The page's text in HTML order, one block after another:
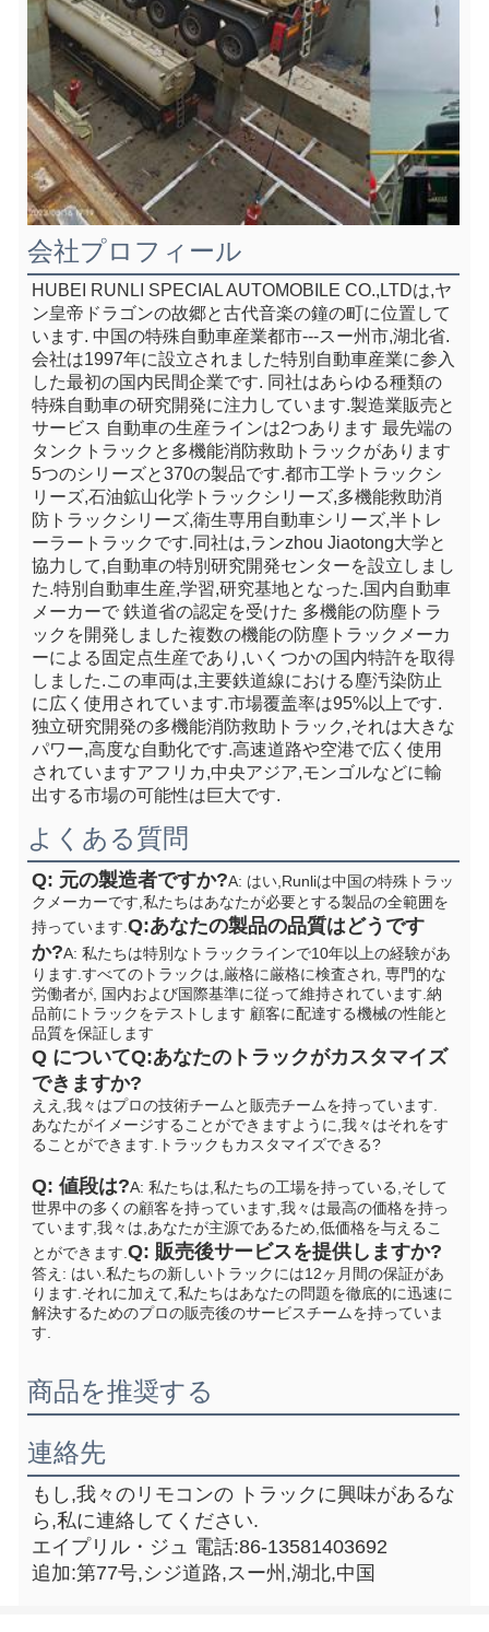
会社プロフィール
HUBEI RUNLI SPECIAL AUTOMOBILE CO.,LTDは,ヤ
ン皇帝ドラゴンの故郷と古代音楽の鐘の町に位置して
います. 中国の特殊自動車産業都市---スー州市,湖北省.
会社は1997年に設立されました特別自動車産業に参入
した最初の国内民間企業です. 同社はあらゆる種類の
特殊自動車の研究開発に注力しています.製造業販売と
サービス 自動車の生産ラインは2つあります 最先端の
タンクトラックと多機能消防救助トラックがあります
5つのシリーズと370の製品です.都市工学トラックシ
リーズ,石油鉱山化学トラックシリーズ,多機能救助消
防トラックシリーズ,衛生専用自動車シリーズ,半トレ
ーラートラックです.同社は,ランzhou Jiaotong大学と
協力して,自動車の特別研究開発センターを設立しまし
た.特別自動車生産,学習,研究基地となった.国内自動車
メーカーで 鉄道省の認定を受けた 多機能の防塵トラ
ックを開発しました複数の機能の防塵トラックメーカ
ーによる固定点生産であり,いくつかの国内特許を取得
しました.この車両は,主要鉄道線における塵汚染防止
に広く使用されています.市場覆盖率は95%以上です.
独立研究開発の多機能消防救助トラック,それは大きな
パワー,高度な自動化です.高速道路や空港で広く使用
されていますアフリカ,中央アジア,モンゴルなどに輸
出する市場の可能性は巨大です.
よくある質問
Q: 元の製造者ですか?A: はい,Runliは中国の特殊トラッ
クメーカーです,私たちはあなたが必要とする製品の全範囲を
持っています. Q:あなたの製品の品質はどうです
か?A: 私たちは特別なトラックラインで10年以上の経験があ
ります.すべてのトラックは,厳格に厳格に検査され, 専門的な
労働者が, 国内および国際基準に従って維持されています.納
品前にトラックをテストします 顧客に配達する機械の性能と
品質を保証します
Q についてQ:あなたのトラックがカスタマイズ
できますか?
ええ,我々はプロの技術チームと販売チームを持っています.
あなたがイメージすることができますように,我々はそれをす
ることができます.
トラックもカスタマイズできる?
Q: 値段は?A: 私たちは,私たちの工場を持っている,そして
世界中の多くの顧客を持っています,我々は最高の価格を持っ
ています,我々は,あなたが主源であるため,低価格を与えるこ
とができます. Q: 販売後サービスを提供しますか?
答え: はい.私たちの新しいトラックには12ヶ月間の保証があ
ります.それに加えて,私たちはあなたの問題を徹底的に迅速に
解決するためのプロの販売後のサービスチームを持っていま
す.
商品を推奨する
連絡先
もし,我々のリモコンの トラックに興味があるな
ら,私に連絡してください.
エイプリル・ジュ 電話:86-13581403692
追加:第77号,シジ道路,スー州,湖北,中国